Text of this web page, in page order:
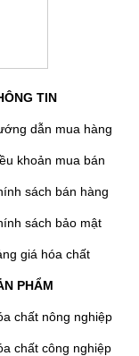
TIN
dẫn mua hàng
khoản mua bán
sách bán hàng
sách bảo mật
giá hóa chất
PHẨM
chất nông nghiệp
chất công nghiệp